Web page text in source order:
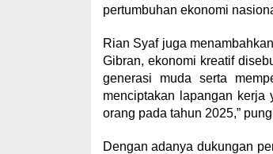
pertumbuhan ekonomi
Rian Syaf juga
Gibran, ekonomi kreatif
generasi muda serta
menciptakan lapangan
orang pada tahun 2025,”
Dengan adanya dukungan